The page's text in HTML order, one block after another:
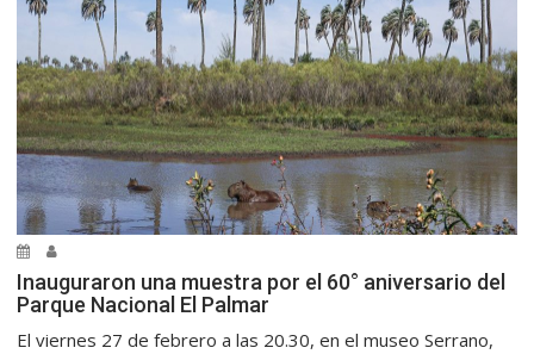
Inauguraron una muestra por el 60° aniversario del
Parque Nacional El Palmar
El viernes 27 de febrero a las 20.30, en el museo Serrano,